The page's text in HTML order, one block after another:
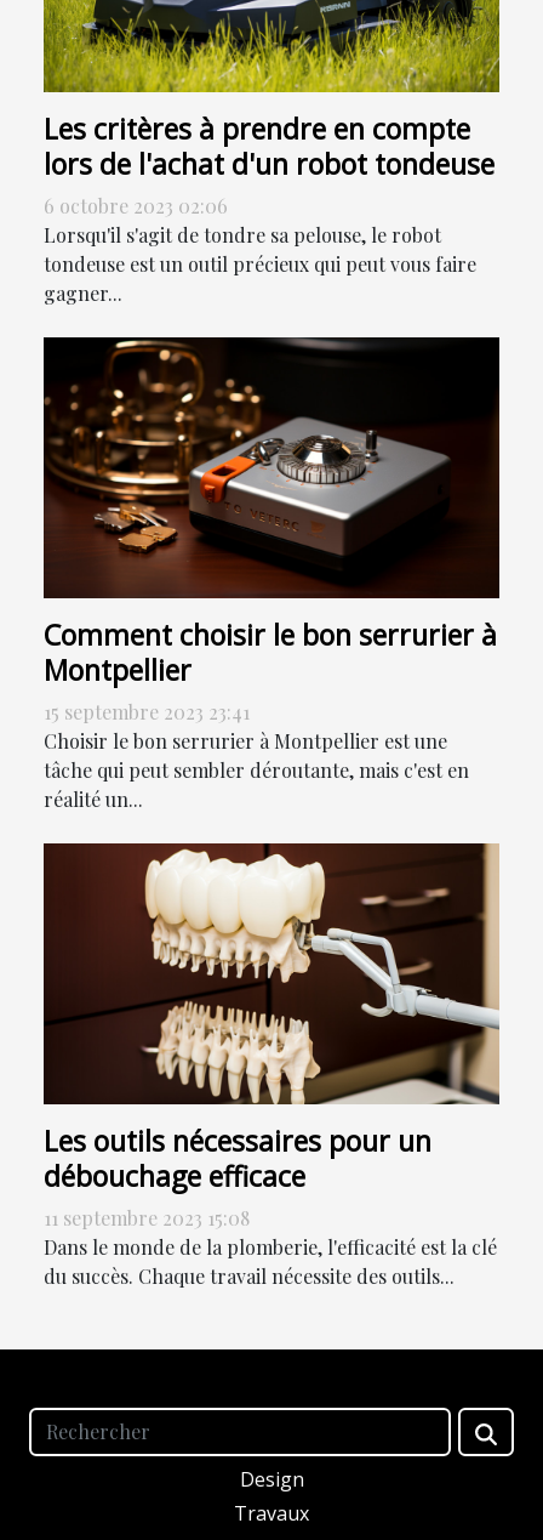
Les critères à prendre en compte
lors de l'achat d'un robot tondeuse
6 octobre 2023 02:06
Lorsqu'il s'agit de tondre sa pelouse, le robot
tondeuse est un outil précieux qui peut vous faire
gagner...
Comment choisir le bon serrurier à
Montpellier
15 septembre 2023 23:41
Choisir le bon serrurier à Montpellier est une
tâche qui peut sembler déroutante, mais c'est en
réalité un...
Les outils nécessaires pour un
débouchage efficace
11 septembre 2023 15:08
Dans le monde de la plomberie, l'efficacité est la clé
du succès. Chaque travail nécessite des outils...
Design
Travaux